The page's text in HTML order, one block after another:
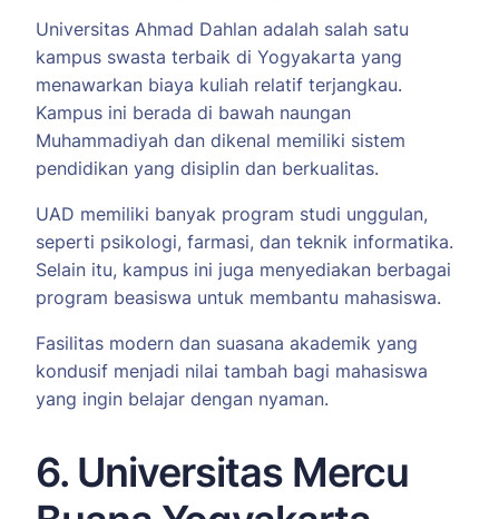
Universitas Ahmad Dahlan adalah salah satu
kampus swasta terbaik di Yogyakarta yang
menawarkan biaya kuliah relatif terjangkau.
Kampus ini berada di bawah naungan
Muhammadiyah dan dikenal memiliki sistem
pendidikan yang disiplin dan berkualitas.
UAD memiliki banyak program studi unggulan,
seperti psikologi, farmasi, dan teknik informatika.
Selain itu, kampus ini juga menyediakan berbagai
program beasiswa untuk membantu mahasiswa.
Fasilitas modern dan suasana akademik yang
kondusif menjadi nilai tambah bagi mahasiswa
yang ingin belajar dengan nyaman.
6. Universitas Mercu